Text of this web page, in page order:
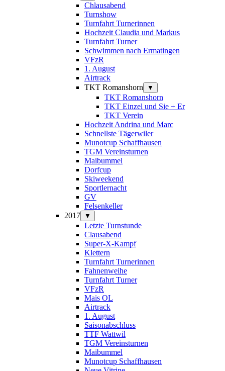
Chlausabend
Turnshow
Turnfahrt Turnerinnen
Hochzeit Claudia und Markus
Turnfahrt Turner
Schwimmen nach Ermatingen
VFzR
1. August
Airtrack
TKT Romanshorn
▼
TKT Romanshorn
TKT Einzel und Sie + Er
TKT Verein
Hochzeit Andrina und Marc
Schnellste Tägerwiler
Munotcup Schaffhausen
TGM Vereinsturnen
Maibummel
Dorfcup
Skiweekend
Sportlernacht
GV
Felsenkeller
2017
▼
Letzte Turnstunde
Clausabend
Super-X-Kampf
Klettern
Turnfahrt Turnerinnen
Fahnenweihe
Turnfahrt Turner
VFzR
Mais OL
Airtrack
1. August
Saisonabschluss
TTF Wattwil
TGM Vereinsturnen
Maibummel
Munotcup Schaffhausen